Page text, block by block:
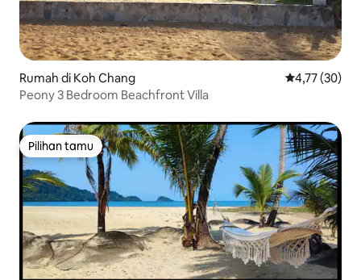
Rumah di Koh Chang Nilai rata-rata
4,77 (30)
Peony 3 Bedroom Beachfront Villa
Pilihan tamu
Pilihan tamu